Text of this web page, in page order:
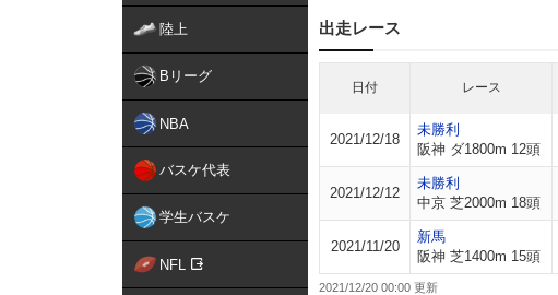
陸上
Bリーグ
NBA
バスケ代表
学生バスケ
NFL
出走レース
日付 レース
2021/12/18
未勝利
阪神 ダ1800m 12頭
2021/12/12
未勝利
中京 芝2000m 18頭
2021/11/20
新馬
阪神 芝1400m 15頭
2021/12/20 00:00 更新